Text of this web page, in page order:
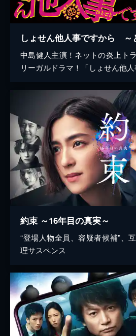
中島健人主演！ネットの炎上ト
リーガルドラマ！「しょせん他
約束 ～16年目の真実～
“登場人物全員、容疑者候補”、
理サスペンス